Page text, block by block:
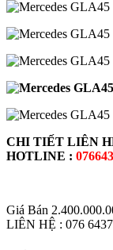
CHI TIẾT LIÊN
HOTLINE :
Giá Bán
LIÊN HỆ : 076